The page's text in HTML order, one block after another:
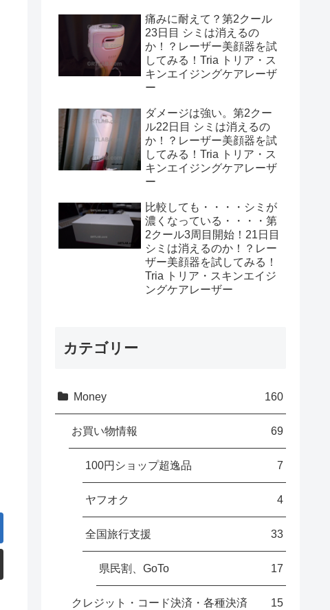
痛みに耐えて？第2クール
23日目 シミは消えるの
か！？レーザー美顔器を試
してみる！Tria トリア・ス
キンエイジングケアレーザ
ー
ダメージは強い。第2クー
ル22日目 シミは消えるの
か！？レーザー美顔器を試
してみる！Tria トリア・ス
キンエイジングケアレーザ
ー
比較しても・・・・シミが
濃くなっている・・・・第
2クール3周目開始！21日目
シミは消えるのか！？レー
ザー美顔器を試してみる！
Tria トリア・スキンエイジ
ングケアレーザー
カテゴリー
Money 160
お買い物情報 69
100円ショップ超逸品 7
ヤフオク 4
全国旅行支援 33
県民割、GoTo 17
クレジット・コード決済・各種決済 15